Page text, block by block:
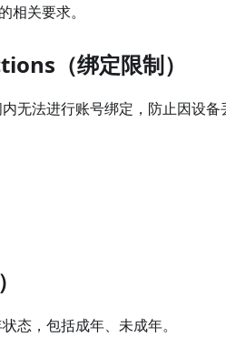
关要求。
（绑定限制）
无法进行账号绑定，防止因设
态，包括成年、未成年。